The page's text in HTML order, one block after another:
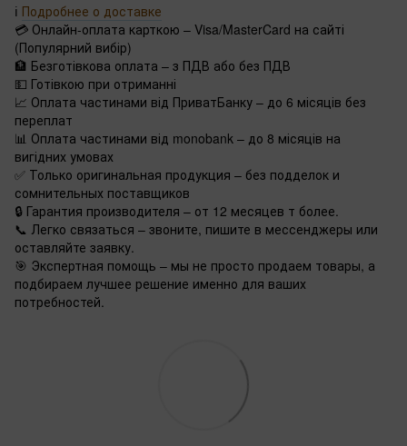
ℹ️ Подробнее о доставке
💳 Онлайн-оплата карткою – Visa/MasterCard на сайті
(Популярний вибір)
🏦 Безготівкова оплата – з ПДВ або без ПДВ
💵 Готівкою при отриманні
📈 Оплата частинами від ПриватБанку – до 6 місяців без
переплат
📊 Оплата частинами від monobank – до 8 місяців на
вигідних умовах
✅ Только оригинальная продукция – без подделок и
сомнительных поставщиков
🔒 Гарантия производителя – от 12 месяцев т более.
📞 Легко связаться – звоните, пишите в мессенджеры или
оставляйте заявку.
🎯 Экспертная помощь – мы не просто продаем товары, а
подбираем лучшее решение именно для ваших
потребностей.